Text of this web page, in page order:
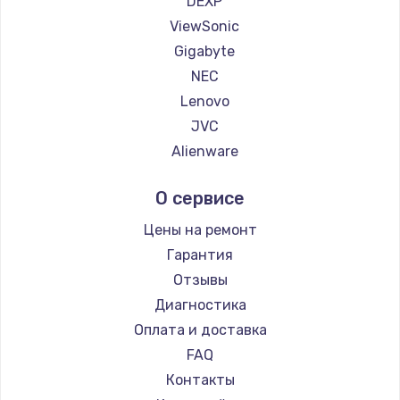
1260 руб.
Установка драйверов
725 руб.
Заказать
Заказать
Ремонт цепей питания
2500 руб.
Заказать
ViewSonic
Gigabyte
NEC
Lenovo
JVC
Alienware
Thunderobot
Hisense
АОС
Ardor
Machenike
iru
Titan Army
iFFALCON
О сервисе
Цены на ремонт
Гарантия
Отзывы
Диагностика
Оплата и доставка
FAQ
Контакты